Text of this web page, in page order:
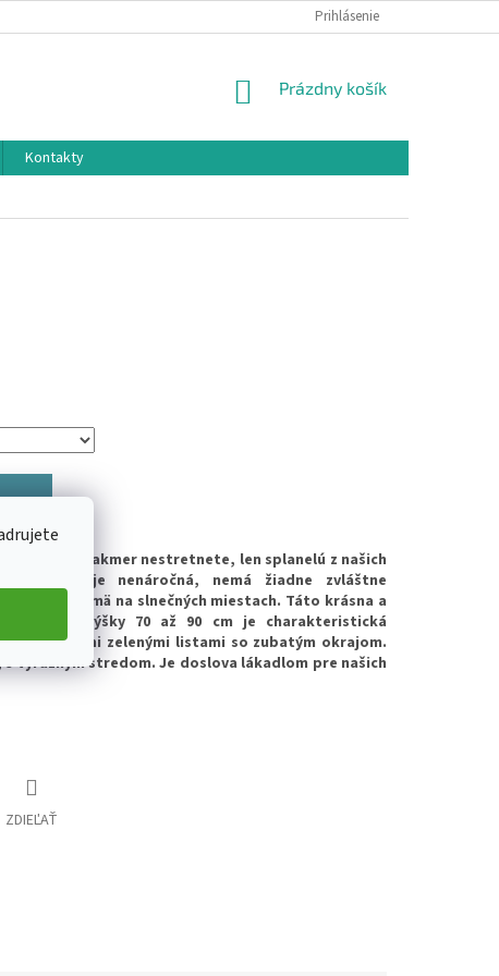
Prihlásenie
NÁKUPNÝ
Prázdny košík
Kontakty
prírode takmer nestretnete, len splanelú z našich
je nenáročná, nemá žiadne zvláštne
bude najmä na slnečných miestach. Táto krásna a
do výšky 70 až 90 cm je charakteristická
zelenými listami so zubatým okrajom.
výrazným stredom. Je doslova lákadlom pre našich
ZDIEĽAŤ